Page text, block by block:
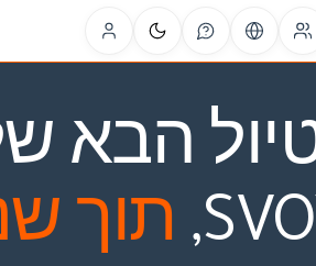
אופניים ID Photo
הבא
, תוך